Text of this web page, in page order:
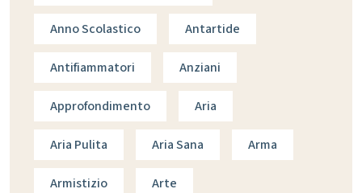
Anno Scolastico Antartide
Antifiammatori Anziani
Approfondimento Aria
Aria Pulita Aria Sana Arma
Armistizio Arte